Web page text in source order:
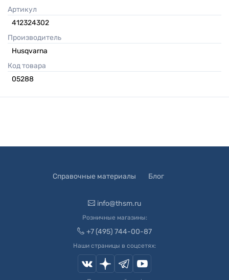
Артикул
412324302
Производитель
Husqvarna
Код товара
05288
Справочные материалы Блог
info@thsm.ru
Розничные магазины:
+7 (495) 744-00-87
Наши страницы в соцсетях: